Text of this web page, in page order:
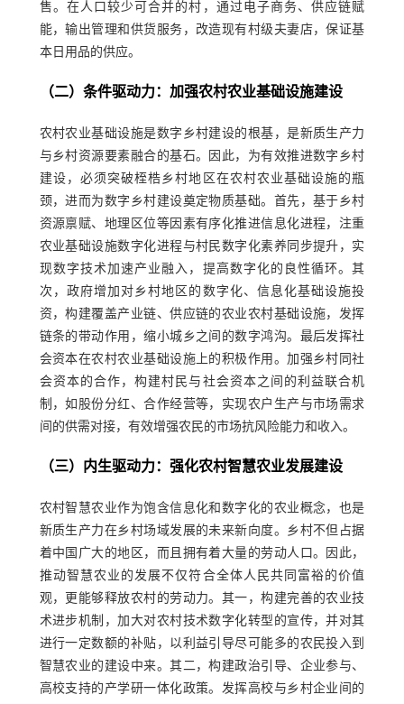
售。在人口较少可合并的村，通过电子商务、供应链赋
能，输出管理和供货服务，改造现有村级夫妻店，保证基
本日用品的供应。
（二）条件驱动力：加强农村农业基础设施建设
农村农业基础设施是数字乡村建设的根基，是新质生产力
与乡村资源要素融合的基石。因此，为有效推进数字乡村
建设，必须突破桎梏乡村地区在农村农业基础设施的瓶
颈，进而为数字乡村建设奠定物质基础。首先，基于乡村
资源禀赋、地理区位等因素有序化推进信息化进程，注重
农业基础设施数字化进程与村民数字化素养同步提升，实
现数字技术加速产业融入，提高数字化的良性循环。其
次，政府增加对乡村地区的数字化、信息化基础设施投
资，构建覆盖产业链、供应链的农业农村基础设施，发挥
链条的带动作用，缩小城乡之间的数字鸿沟。最后发挥社
会资本在农村农业基础设施上的积极作用。加强乡村同社
会资本的合作，构建村民与社会资本之间的利益联合机
制，如股份分红、合作经营等，实现农户生产与市场需求
间的供需对接，有效增强农民的市场抗风险能力和收入。
（三）内生驱动力：强化农村智慧农业发展建设
农村智慧农业作为饱含信息化和数字化的农业概念，也是
新质生产力在乡村场域发展的未来新向度。乡村不但占据
着中国广大的地区，而且拥有着大量的劳动人口。因此，
推动智慧农业的发展不仅符合全体人民共同富裕的价值
观，更能够释放农村的劳动力。其一，构建完善的农业技
术进步机制，加大对农村技术数字化转型的宣传，并对其
进行一定数额的补贴，以利益引导尽可能多的农民投入到
智慧农业的建设中来。其二，构建政治引导、企业参与、
高校支持的产学研一体化政策。发挥高校与乡村企业间的